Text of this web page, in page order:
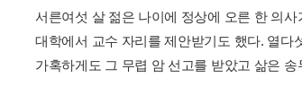
서른여섯 살 젊은 나이에 정상에 오른 한 의
대학에서 교수 자리를 제안받기도 했다. 열다
가혹하게도 그 무렵 암 선고를 받았고 삶은 송